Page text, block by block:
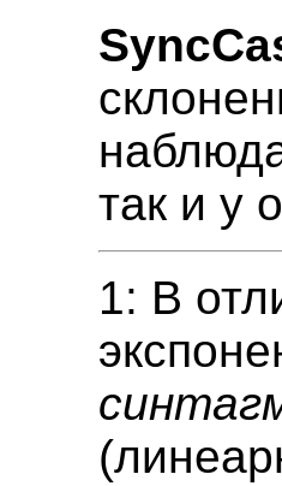
так и у
1: В